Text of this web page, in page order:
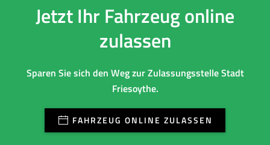
Jetzt Ihr Fahrzeug online
zulassen
Sparen Sie sich den Weg zur Zulassungsstelle Stadt
Friesoythe.
FAHRZEUG ONLINE ZULASSEN